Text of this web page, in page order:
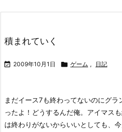
積まれていく
 2009年10月1日  ゲーム , 日記
まだイース7も終わってないのにグ
ったよ！どうするんだ俺。 アイマス
は終わりがないからいいとしても、